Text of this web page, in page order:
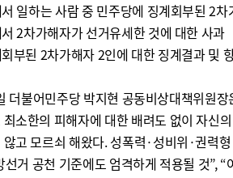
일하는 사람 중 민주당에 징계회부된 2
2차가해자가 선거유세한 것에 대한 사과
부된 2차가해자 2인에 대한 징계결과 및
더불어민주당 박지현 공동비상대책위원
소한의 피해자에 대한 배려도 없이 자신
고 모르쇠 해왔다. 성폭력·성비위·권력
선거 공천 기준에도 엄격하게 적용될 것”,